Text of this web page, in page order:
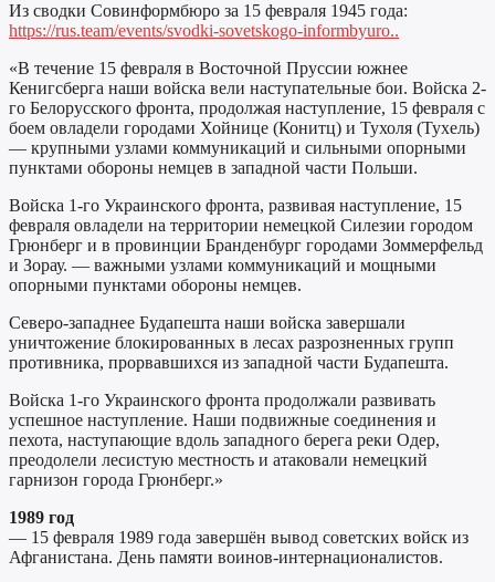
Из сводки Совинформбюро за 15 февраля 1945 года:
https://rus.team/events/svodki-sovetskogo-informbyuro..
«В течение 15 февраля в Восточной Пруссии южнее
Кенигсберга наши войска вели наступательные бои. Войска 2-
го Белорусского фронта, продолжая наступление, 15 февраля с
боем овладели городами Хойнице (Конитц) и Тухоля (Тухель)
— крупными узлами коммуникаций и сильными опорными
пунктами обороны немцев в западной части Польши.
Войска 1-го Украинского фронта, развивая наступление, 15
февраля овладели на территории немецкой Силезии городом
Грюнберг и в провинции Бранденбург городами Зоммерфельд
и Зорау. — важными узлами коммуникаций и мощными
опорными пунктами обороны немцев.
Северо-западнее Будапешта наши войска завершали
уничтожение блокированных в лесах разрозненных групп
противника, прорвавшихся из западной части Будапешта.
Войска 1-го Украинского фронта продолжали развивать
успешное наступление. Наши подвижные соединения и
пехота, наступающие вдоль западного берега реки Одер,
преодолели лесистую местность и атаковали немецкий
гарнизон города Грюнберг.»
1989 год
— 15 февраля 1989 года завершён вывод советских войск из
Афганистана. День памяти воинов-интернационалистов.